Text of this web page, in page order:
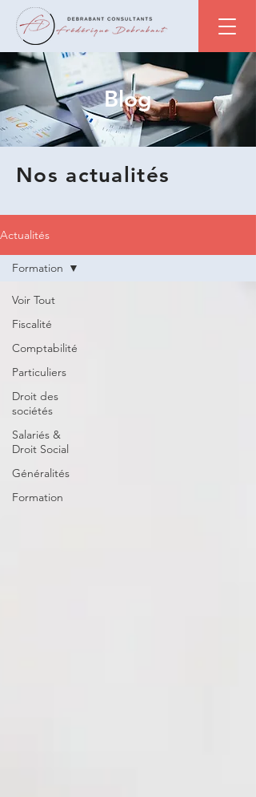
Blog
Nos actualités
Actualités
Voir Tout
Fiscalité
Comptabilité
Particuliers
Droit des
sociétés
Salariés &
Droit Social
Généralités
Formation
Formation